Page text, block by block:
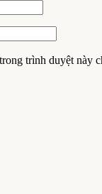
trình duyệt này